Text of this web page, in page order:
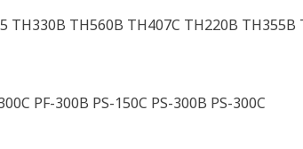
TH560B TH407C TH220B
PF-300B PS-150C PS-300B PS-300C